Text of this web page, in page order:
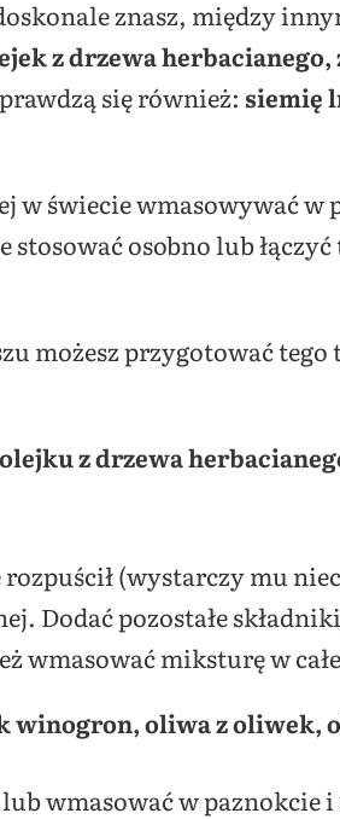
znasz, między
z drzewa herbacianego,
się również: siemię
świecie wmasowywać w
stosować osobno lub
możesz przygotować
z drzewa
(wystarczy mu
Dodać pozostałe
wmasować miksturę w
winogron, oliwa z oliwek,
wmasować w paznokcie